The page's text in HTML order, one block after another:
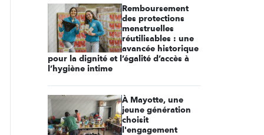
Remboursement
des protections
menstruelles
réutilisables : une
avancée historique
pour la dignité et l’égalité d’accès à
l’hygiène intime
À Mayotte, une
jeune génération
choisit
l'engagement